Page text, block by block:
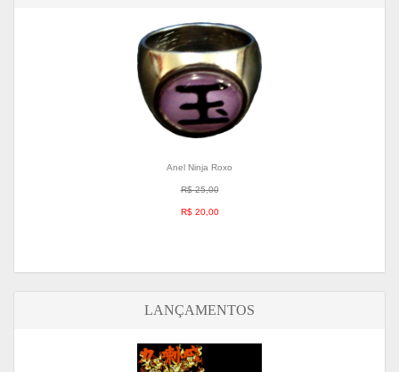
Anel Ninja Roxo
R$ 25,00
R$ 20,00
LANÇAMENTOS